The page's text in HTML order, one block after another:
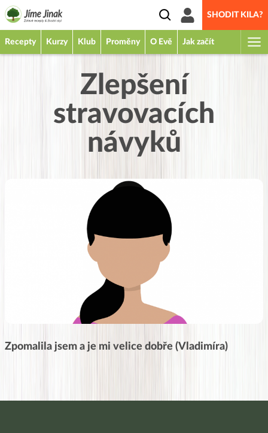
SHODIT KILA?
Recepty Kurzy Klub Proměny O Evě Jak začít
Zlepšení
stravovacích
návyků
Zpomalila jsem a je mi velice dobře (Vladimíra)